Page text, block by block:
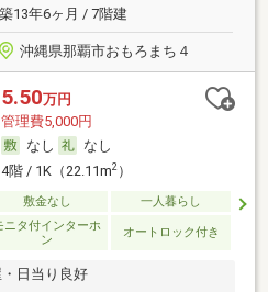
築13年6ヶ月 / 7階建
沖縄県那覇市おもろまち４
5.50万円
管理費5,000円
なし
なし
4階 / 1K（22.11m2）
敷金なし 一人暮らし
ニタ付インターホ
ン
オートロック付き
日当り良好